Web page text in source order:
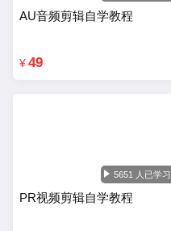
AU音频剪辑自学教程
¥ 49
5651 人已学习
PR视频剪辑自学教程